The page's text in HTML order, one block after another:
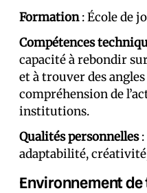
Formation: École de
Compétences
capacité à rebondir
et à trouver des
compréhension de
institutions.
Qualités personnelles:
adaptabilité,
Environnement